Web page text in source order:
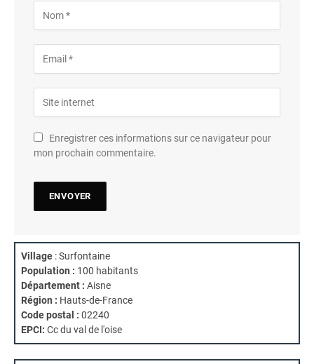
Enregistrer ces informations sur ce navigateur pour
mon prochain commentaire.
Village : Surfontaine
Population : 100 habitants
Département : Aisne
Région : Hauts-de-France
Code postal : 02240
EPCI: Cc du val de l'oise